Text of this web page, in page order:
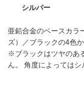
シルバー
亜鉛合金のベースカラ
ズ）／ブラックの4色
※ブラックはツヤのあ
ん。 角度によっては